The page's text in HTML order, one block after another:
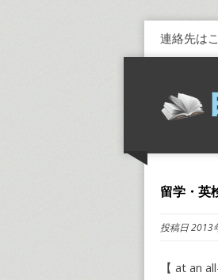
連絡先は
留学・英
投稿日 2013
【 at an